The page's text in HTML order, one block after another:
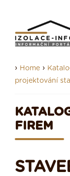
› Home ›
projektování
FIREM